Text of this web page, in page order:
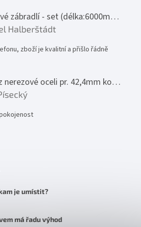
Nerezové zábradlí - set (délka:6000mm x výška:1000mm)
produktu je 5 z 5 hvězdiček.
Halberštádt
zboží je kvalitní a přišlo řádně
Madlo z nerezové oceli pr. 42,4mm komplet - model 0116 - 3000mm
produktu je 5 z 5 hvězdiček.
je umístit?
má řadu výhod